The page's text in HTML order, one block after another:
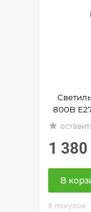
800B
grade
1 380
В
8 покупок